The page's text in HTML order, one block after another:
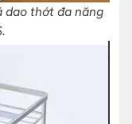
dao thớt đa năng